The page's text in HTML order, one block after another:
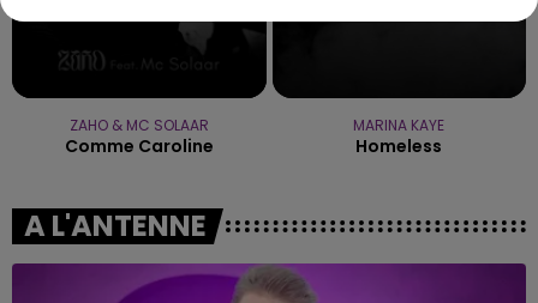
ZAHO & MC SOLAAR
Comme Caroline
MARINA KAYE
Homeless
A L'ANTENNE